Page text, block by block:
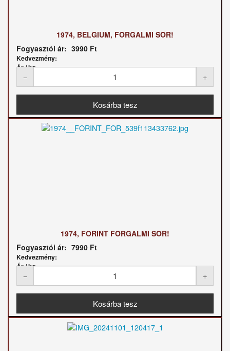
1974, BELGIUM, FORGALMI SOR!
Fogyasztói ár: 3990 Ft
Kedvezmény:
Ár / kg:
1974, FORINT FORGALMI SOR!
Fogyasztói ár: 7990 Ft
Kedvezmény:
Ár / kg: